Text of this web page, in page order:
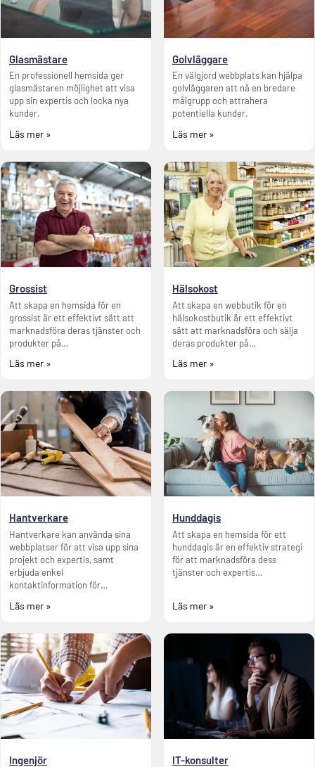
Glasmästare
En professionell hemsida ger
glasmästaren möjlighet att visa
upp sin expertis och locka nya
kunder.
Läs mer »
Golvläggare
En välgjord webbplats kan hjälpa
golvläggaren att nå en bredare
målgrupp och attrahera
potentiella kunder.
Läs mer »
Grossist
Att skapa en hemsida för en
grossist är ett effektivt sätt att
marknadsföra deras tjänster och
produkter på…
Läs mer »
Hälsokost
Att skapa en webbutik för en
hälsokostbutik är ett effektivt
sätt att marknadsföra och sälja
deras produkter på…
Läs mer »
Hantverkare
Hantverkare kan använda sina
webbplatser för att visa upp sina
projekt och expertis, samt
erbjuda enkel
kontaktinformation för…
Läs mer »
Hunddagis
Att skapa en hemsida för ett
hunddagis är en effektiv strategi
för att marknadsföra dess
tjänster och expertis…
Läs mer »
Ingenjör IT-konsulter